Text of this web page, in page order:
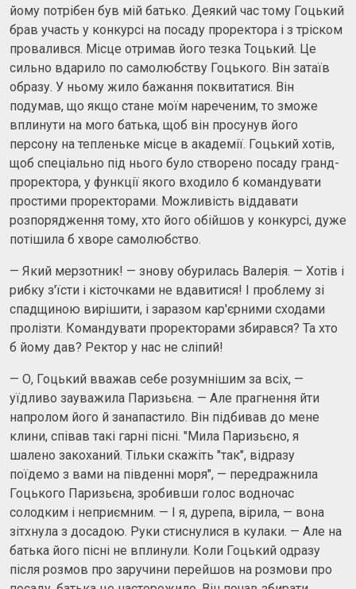
йому потрібен був мій батько. Деякий час тому Гоцький
брав участь у конкурсі на посаду проректора і з тріском
провалився. Місце отримав його тезка Тоцький. Це
сильно вдарило по самолюбству Гоцького. Він затаїв
образу. У ньому жило бажання поквитатися. Він
подумав, що якщо стане моїм нареченим, то зможе
вплинути на мого батька, щоб він просунув його
персону на тепленьке місце в академії. Гоцький хотів,
щоб спеціально під нього було створено посаду гранд-
проректора, у функції якого входило б командувати
простими проректорами. Можливість віддавати
розпорядження тому, хто його обійшов у конкурсі, дуже
потішила б хворе самолюбство.
— Який мерзотник! — знову обурилась Валерія. — Хотів і
рибку з'їсти і кісточками не вдавитися! І проблему зі
спадщиною вирішити, і заразом кар'єрними сходами
пролізти. Командувати проректорами збирався? Та хто
б йому дав? Ректор у нас не сліпий!
— О, Гоцький вважав себе розумнішим за всіх, —
уїдливо зауважила Паризьєна. — Але прагнення йти
напролом його й занапастило. Він підбивав до мене
клини, співав такі гарні пісні. "Мила Паризьєно, я
шалено закоханий. Тільки скажіть "так", відразу
поїдемо з вами на південні моря", — передражнила
Гоцького Паризьєна, зробивши голос водночас
солодким і неприємним. — І я, дурепа, вірила, — вона
зітхнула з досадою. Руки стиснулися в кулаки. — Але на
батька його пісні не вплинули. Коли Гоцький одразу
після розмов про заручини перейшов на розмови про